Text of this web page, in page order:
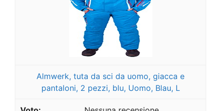
Almwerk, tuta da sci da uomo, giacca e
pantaloni, 2 pezzi, blu, Uomo, Blau, L